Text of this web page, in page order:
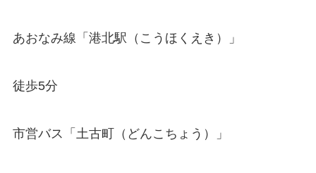
あおなみ線「港北駅（こうほくえき）」
徒歩5分
市営バス「土古町（どんこちょう）」